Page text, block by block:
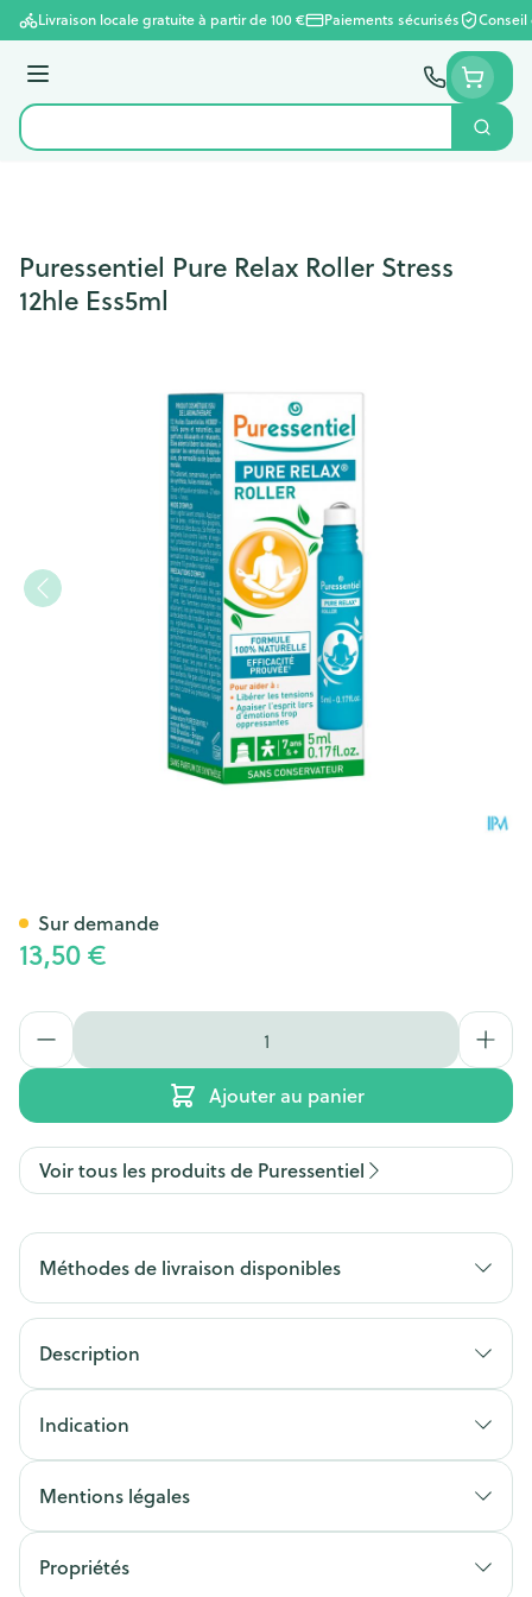
Aller au contenu
Livraison locale gratuite à partir de 100 € Paiements sécurisés
Menu
Rechercher
Puressentiel Pure Relax Roller Stress
12hle Ess5ml
13,50 €
Quantité
Ajouter au panier
Sur demande
Voir tous les produits de Puressentiel
Méthodes de livraison disponibles
Description
Indication
Mentions légales
Propriétés